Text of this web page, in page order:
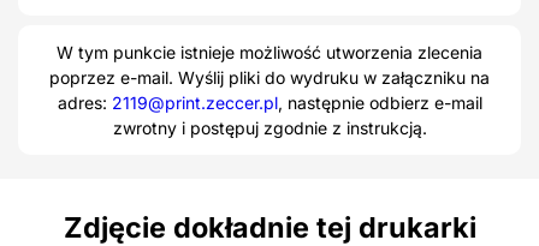
W tym punkcie istnieje możliwość utworzenia zlecenia
poprzez e-mail. Wyślij pliki do wydruku w załączniku na
adres: 2119@print.zeccer.pl, następnie odbierz e-mail
zwrotny i postępuj zgodnie z instrukcją.
Zdjęcie dokładnie tej drukarki